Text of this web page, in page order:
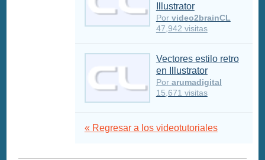
Illustrator
Por video2brainCL
47,942 visitas
Vectores estilo retro
en Illustrator
Por arumadigital
15,671 visitas
« Regresar a los videotutoriales